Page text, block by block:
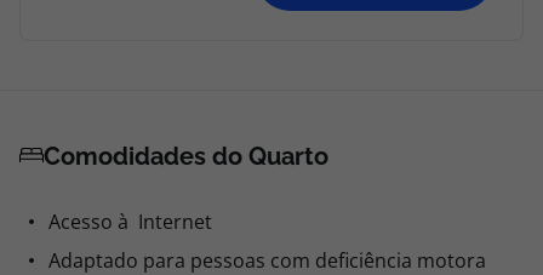
Comodidades do Quarto
Acesso à Internet
Adaptado para pessoas com deficiência motora